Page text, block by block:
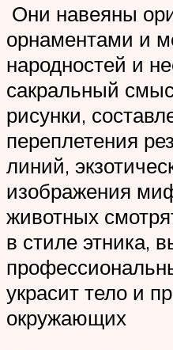
Они навеяны
орнаментами и
народностей и
сакральный
рисунки,
переплетения
линий,
изображения
животных
в стиле этника,
украсит тело и
окружающих